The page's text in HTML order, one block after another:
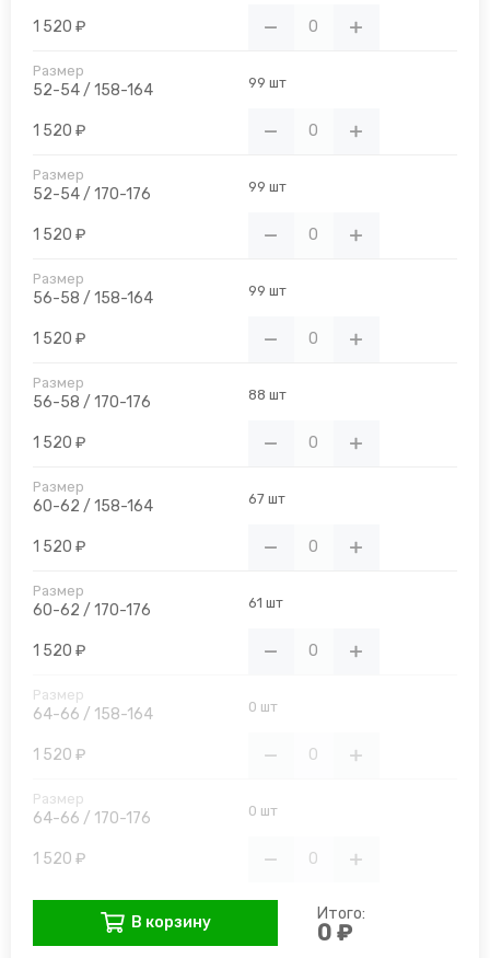
1 520 ₽
52-54 / 158-164 99 шт
1 520 ₽
52-54 / 170-176 99 шт
1 520 ₽
56-58 / 158-164 99 шт
1 520 ₽
56-58 / 170-176 88 шт
1 520 ₽
60-62 / 158-164 67 шт
1 520 ₽
60-62 / 170-176 61 шт
1 520 ₽
64-66 / 158-164 0 шт
1 520 ₽
64-66 / 170-176 0 шт
1 520 ₽
В корзину Итого:
0 ₽